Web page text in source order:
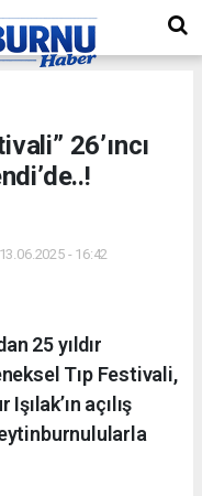
26’ıncı
- 16:42
25 yıldır
Tıp Festivali,
açılış